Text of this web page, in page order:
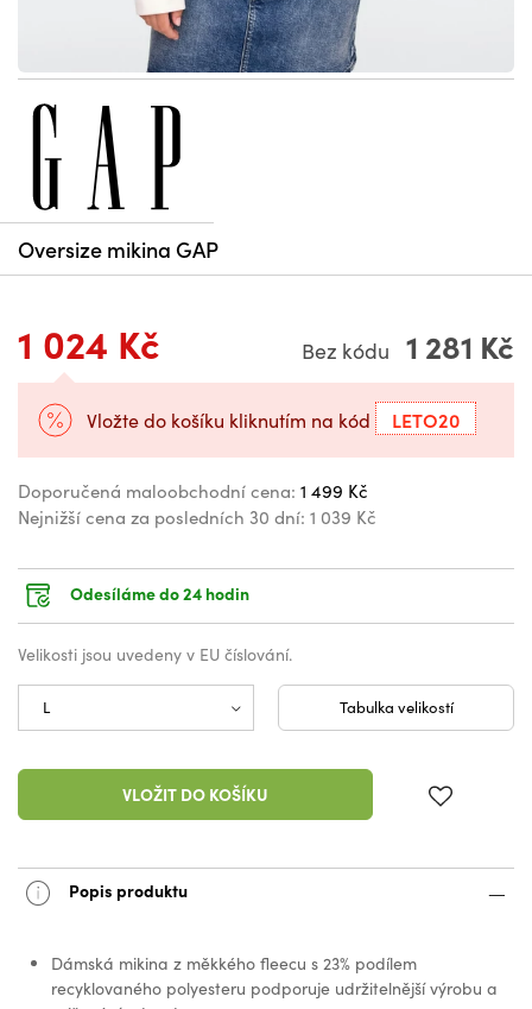
Oversize mikina GAP
1 024 Kč Bez kódu 1 281 Kč
Vložte do košíku kliknutím na kód LETO20
Doporučená maloobchodní cena: 1 499 Kč
Nejnižší cena za posledních 30 dní: 1 039 Kč
Odesíláme do 24 hodin
Velikosti jsou uvedeny v EU číslování.
Tabulka velikostí
VLOŽIT DO KOŠÍKU
Popis produktu
Dámská mikina z měkkého fleecu s 23% podílem
recyklovaného polyesteru podporuje udržitelnější výrobu a